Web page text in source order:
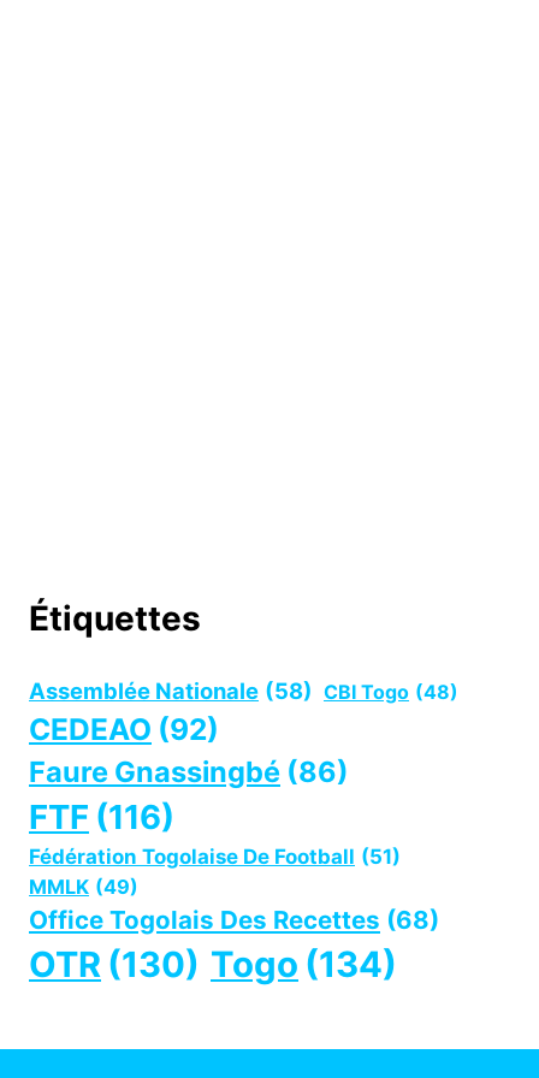
Étiquettes
Assemblée Nationale (58) CBI Togo (48)
CEDEAO (92)
Faure Gnassingbé (86)
FTF (116)
Fédération Togolaise De Football (51)
MMLK (49)
Office Togolais Des Recettes (68)
OTR (130) Togo (134)